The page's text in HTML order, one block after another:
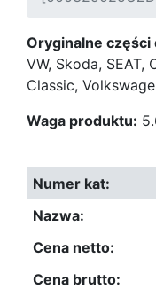
Oryginalne części
VW, Skoda, SEAT,
Classic,
Waga produktu: